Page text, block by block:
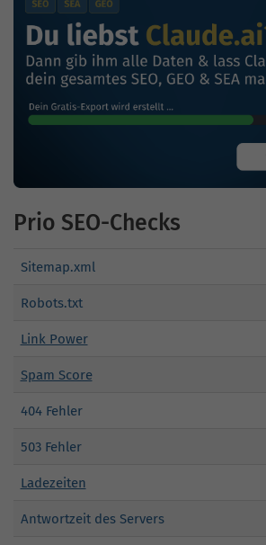
Prio SEO-Checks
Sitemap.xml
Robots.txt
Link Power
Spam Score
404 Fehler
503 Fehler
Ladezeiten
Antwortzeit des Servers